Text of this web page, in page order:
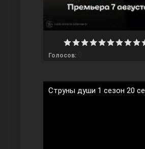
Голосов:
Струны души 1 сезон 20